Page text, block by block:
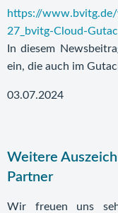
https://
27_bvitg-Cloud-
In diesem
ein, die auch im
03.07.2024
Weitere
Partner
Wir freuen uns